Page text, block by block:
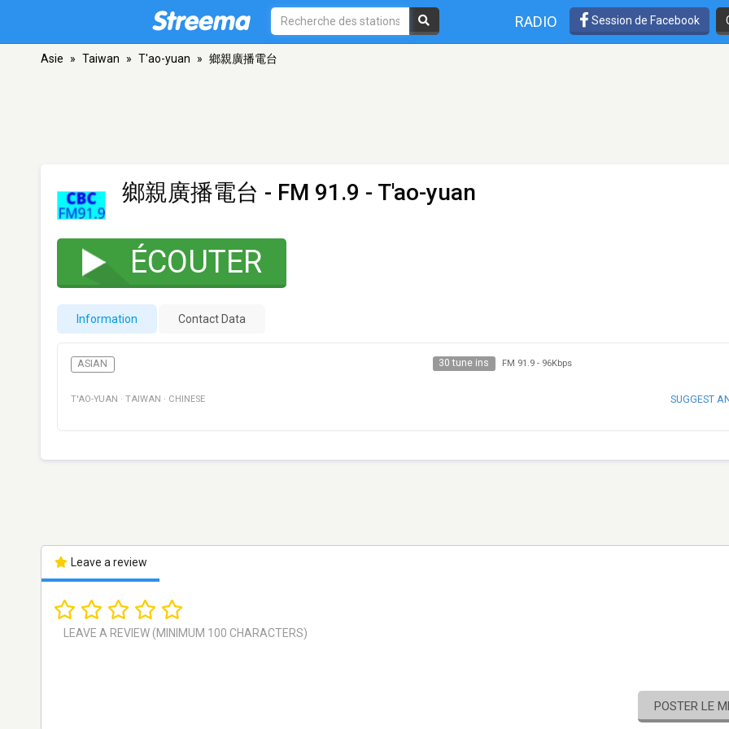
RADIO Session de Facebook
Asie » Taiwan » T'ao-yuan » 鄉親廣播電台
鄉親廣播電台 - FM 91.9 - T'ao-yuan
ÉCOUTER
Information Contact Data
ASIAN 30 tune ins FM 91.9- 96Kbps
T'AO-YUAN · TAIWAN · CHINESE SUGGEST
Leave a review
POSTER LE